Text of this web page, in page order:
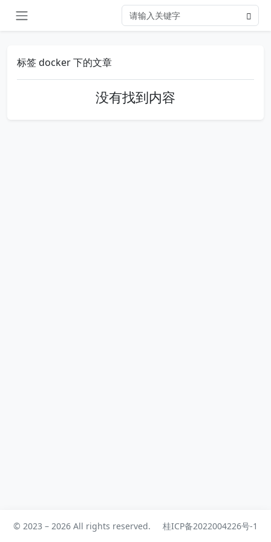
标签 docker 下的文章
没有找到内容
© 2023 – 2026 All rights reserved. 桂ICP备2022004226号-1